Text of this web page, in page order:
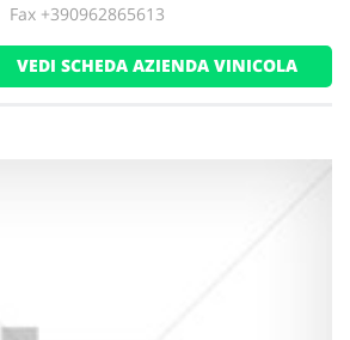
Fax +390962865613
VEDI SCHEDA AZIENDA VINICOLA